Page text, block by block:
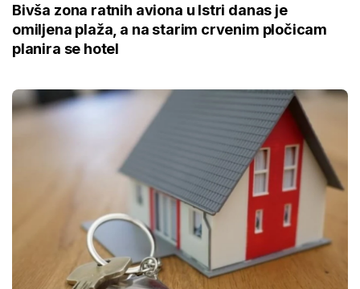
Bivša zona ratnih aviona u Istri danas je
omiljena plaža, a na starim crvenim pločicam
planira se hotel